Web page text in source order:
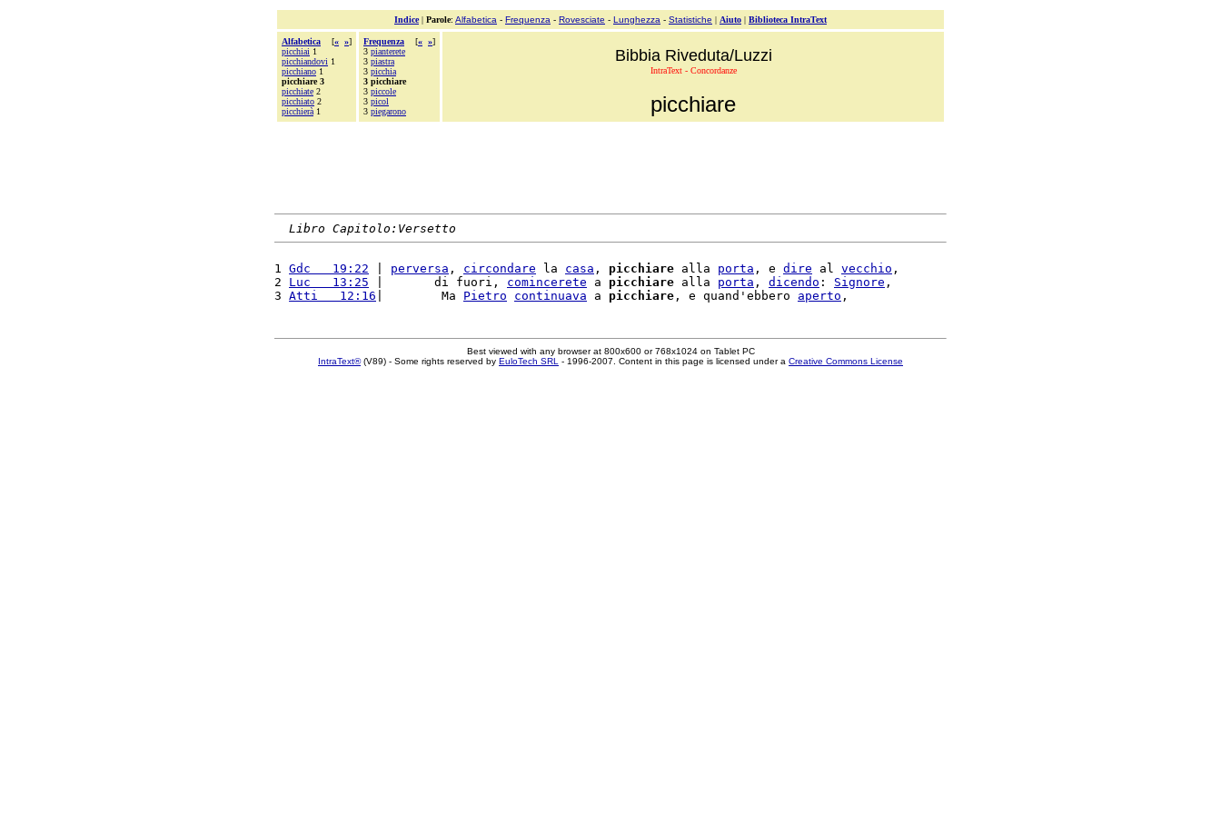
Indice| Parole: Alfabetica - Frequenza - Rovesciate - Lunghezza - Statistiche | Aiuto | Biblioteca IntraText
Alfabetica [« »]
picchiai 1
picchiandovi 1
picchiano 1
picchiare 3
picchiate 2
picchiato 2
picchierà 1
Frequenza [« »]
3 pianterete
3 piastra
3 picchia
3 picchiare
3 piccole
3 picol
3 piegarono
Bibbia Riveduta/Luzzi
IntraText - Concordanze
picchiare
Libro Capitolo:Versetto
1 Gdc   19:22 perversa , circondare la casa , picchiare alla porta , e dire al vecchio ,
2 Luc   13:25 |       di fuori, comincerete a picchiare alla porta , dicendo : Signore ,
3 Atti   12:16 |        Ma Pietro continuava a picchiare , e quand'ebbero aperto
Best viewed with any browser at 800x600 or 768x1024 on Tablet PC
IntraText®(V89) - Some rights reserved by EuloTech SRL - 1996-2007. Content in this page is licensed under a Creative Commons License